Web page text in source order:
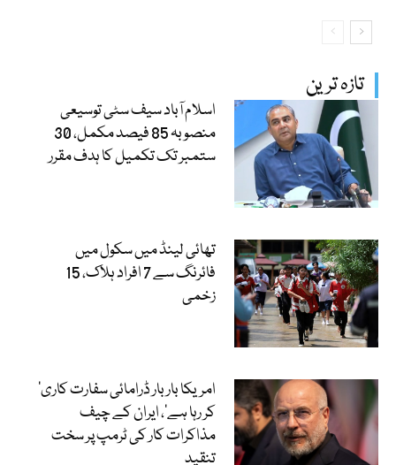
تازہ ترین
اسلام آباد سیف سٹی توسیعی
منصوبہ 85 فیصد مکمل، 30
ستمبر تک تکمیل کا ہدف مقرر
تھائی لینڈ میں سکول میں
فائرنگ سے 7 افراد ہلاک، 15
زخمی
’امریکا بار بار ڈرامائی سفارت کاری
کر رہا ہے‘، ایران کے چیف
مذاکرات کار کی ٹرمپ پر سخت
تنقید